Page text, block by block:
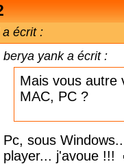
a écrit :
berya yank a écrit :
Mais vous autre
MAC, PC ?
Pc, sous
player... j'avoue !!!